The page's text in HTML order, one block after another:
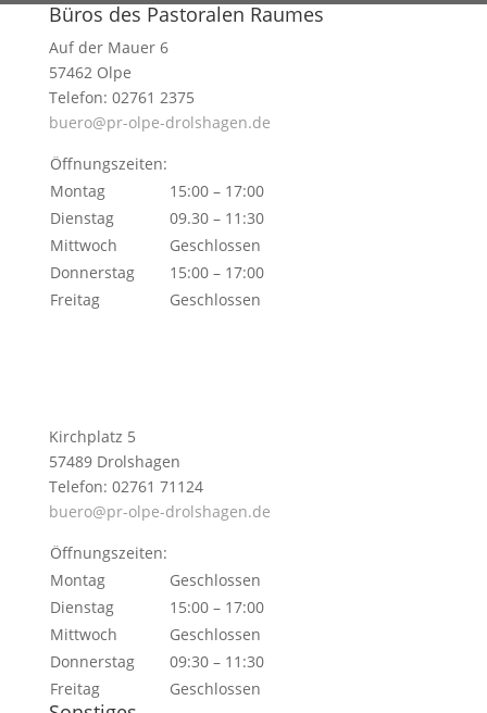
Büros des Pastoralen Raumes
Auf der Mauer 6
57462 Olpe
Telefon: 02761 2375
buero@pr-olpe-drolshagen.de
Öffnungszeiten:
Montag
15:00 – 17:00
Dienstag
09.30 – 11:30
Mittwoch
Geschlossen
Donnerstag
15:00 – 17:00
Freitag
Geschlossen
Kirchplatz 5
57489 Drolshagen
Telefon: 02761 71124
buero@pr-olpe-drolshagen.de
Öffnungszeiten:
Montag
Geschlossen
Dienstag
15:00 – 17:00
Mittwoch
Geschlossen
Donnerstag
09:30 – 11:30
Freitag
Geschlossen